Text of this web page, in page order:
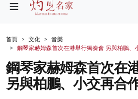
財經
生活
健康
商業
首頁 文化
音樂
鋼琴家赫姆森首次在港舉行獨奏會 另與柏鵬、
鋼琴家赫姆森首次在
另與柏鵬、小交再合